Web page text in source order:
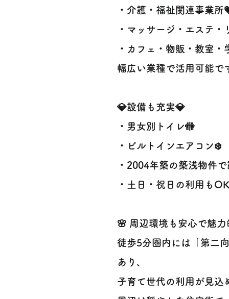
・介護・福祉関連事業所
・マッサージ・エステ・
・カフェ・物販・教室・
幅広い業種で活用可能で
💎設備も充実💎
・男女別トイレ🚻
・ビルトインエアコン❄️
・2004年築の築浅物件
・土日・祝日の利用も
🌸 周辺環境も安心で魅力
徒歩5分圏内には「第二
あり、
子育て世代の利用が見込